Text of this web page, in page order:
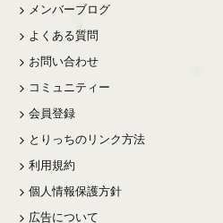
メンバーブログ
よくある質問
お問い合わせ
コミュニティー
会員登録
とりっちのリンク方法
利用規約
個人情報保護方針
広告について